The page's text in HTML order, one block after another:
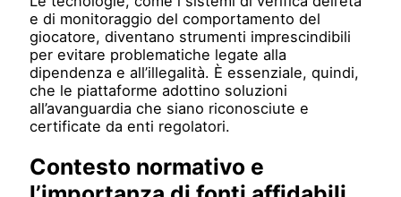
e di monitoraggio del comportamento del
giocatore, diventano strumenti imprescindibili
per evitare problematiche legate alla
dipendenza e all’illegalità. È essenziale, quindi,
che le piattaforme adottino soluzioni
all’avanguardia che siano riconosciute e
certificate da enti regolatori.
Contesto normativo e